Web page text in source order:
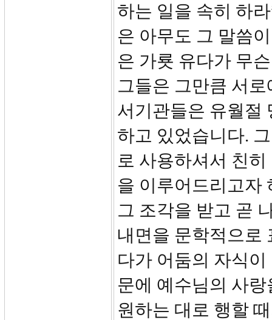
하는 일을 속히 하
은 아무도 그 말씀
은 가룟 유다가 무
그들은 그만큼 서
서기관들은 유월절
하고 있었습니다.
로 사용하셔서 친
을 이루어드리고자
그 조각을 받고 곧
내면을 문학적으로
다가 어둠의 자식
문에 예수님의 사
원하는 대로 행할